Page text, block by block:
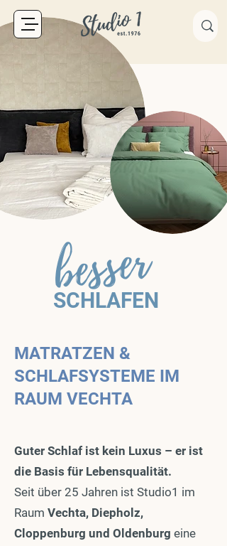
besser
SCHLAFEN
MATRATZEN &
SCHLAFSYSTEME IM
RAUM VECHTA
Guter Schlaf ist kein Luxus – er ist
die Basis für Lebensqualität.
Seit über 25 Jahren ist Studio1 im
Raum Vechta, Diepholz,
Cloppenburg und Oldenburg eine